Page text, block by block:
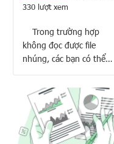
330 lượt xem
Trong trường hợp
không đọc được file
nhúng, các bạn có thể
Bấm vào đây